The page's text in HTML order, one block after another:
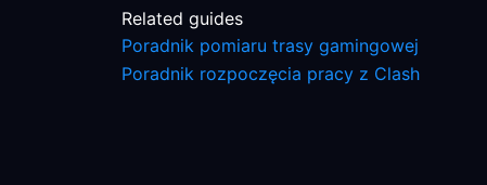
Related guides
Poradnik pomiaru trasy gamingowej
Poradnik rozpoczęcia pracy z Clash